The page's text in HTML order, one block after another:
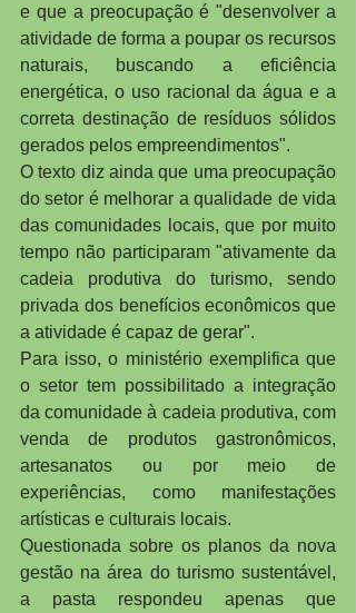
e que a preocupação é "desenvolver a
atividade de forma a poupar os recursos
naturais, buscando a eficiência
energética, o uso racional da água e a
correta destinação de resíduos sólidos
gerados pelos empreendimentos".
O texto diz ainda que uma preocupação
do setor é melhorar a qualidade de vida
das comunidades locais, que por muito
tempo não participaram "ativamente da
cadeia produtiva do turismo, sendo
privada dos benefícios econômicos que
a atividade é capaz de gerar".
Para isso, o ministério exemplifica que
o setor tem possibilitado a integração
da comunidade à cadeia produtiva, com
venda de produtos gastronômicos,
artesanatos ou por meio de
experiências, como manifestações
artísticas e culturais locais.
Questionada sobre os planos da nova
gestão na área do turismo sustentável,
a pasta respondeu apenas que